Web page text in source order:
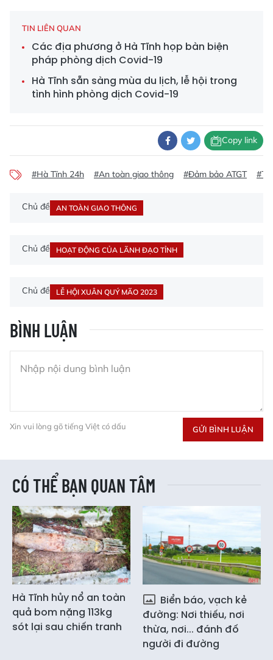
TIN LIÊN QUAN
Các địa phương ở Hà Tĩnh họp bàn biện
pháp phòng dịch Covid-19
Hà Tĩnh sẵn sàng mùa du lịch, lễ hội trong
tình hình phòng dịch Covid-19
Copy link
#Hà Tĩnh 24h #An toàn giao thông #Đảm bảo ATGT
Chủ đề AN TOÀN GIAO THÔNG
Chủ đề HOẠT ĐỘNG CỦA LÃNH ĐẠO TỈNH
Chủ đề LỄ HỘI XUÂN QUÝ MÃO 2023
BÌNH LUẬN
Xin vui lòng gõ tiếng Việt có dấu GỬI BÌNH LUẬN
CÓ THỂ BẠN QUAN TÂM
Hà Tĩnh hủy nổ an toàn
quả bom nặng 113kg
sót lại sau chiến tranh
Biển báo, vạch kẻ
đường: Nơi thiếu, nơi
thừa, nơi... đánh đố
người đi đường